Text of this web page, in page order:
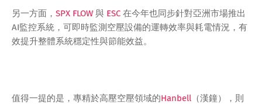
另一方面， SPX FLOW 與 ESC 在今年也同步針對亞洲市場推出
AI監控系統，可即時監測空壓設備的運轉效率與耗電情況，有
效提升整體系統穩定性與節能效益。
值得一提的是，專精於高壓空壓領域的Hanbell （漢鐘），則